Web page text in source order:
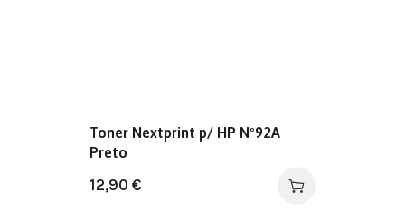
Toner Nextprint p/ HP Nº92A
Preto
12,90 €